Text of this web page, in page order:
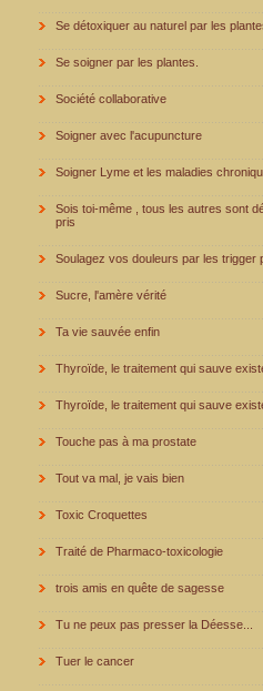
Se détoxiquer au naturel par les
Se soigner par les plantes.
Société collaborative
Soigner avec l'acupuncture
Soigner Lyme et les maladies
Sois toi-même , tous les autres sont
pris
Soulagez vos douleurs par les trigger
Sucre, l'amère vérité
Ta vie sauvée enfin
Thyroïde, le traitement qui sauve
Thyroïde, le traitement qui sauve
Touche pas à ma prostate
Tout va mal, je vais bien
Toxic Croquettes
Traité de Pharmaco-toxicologie
trois amis en quête de sagesse
Tu ne peux pas presser la Déesse...
Tuer le cancer